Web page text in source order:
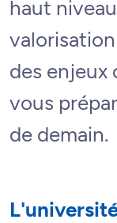
haut
des enjeux
vous
de demain.